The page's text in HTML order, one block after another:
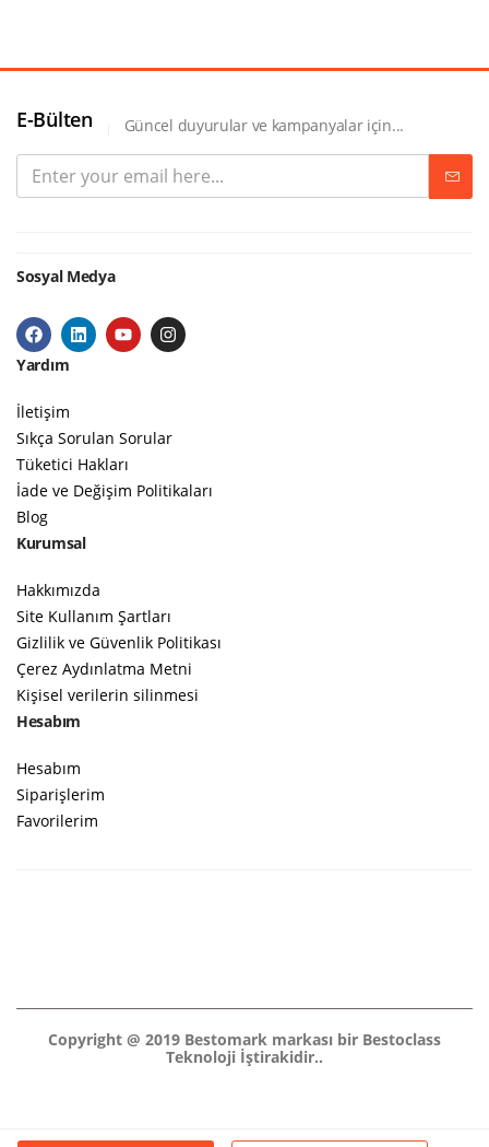
E-Bülten Güncel duyurular ve kampanyalar için...
Sosyal Medya
Yardım
İletişim
Sıkça Sorulan Sorular
Tüketici Hakları
İade ve Değişim Politikaları
Blog
Kurumsal
Hakkımızda
Site Kullanım Şartları
Gizlilik ve Güvenlik Politikası
Çerez Aydınlatma Metni
Kişisel verilerin silinmesi
Hesabım
Hesabım
Siparişlerim
Favorilerim
Copyright @ 2019 Bestomark markası bir Bestoclass
Teknoloji İştirakidir..